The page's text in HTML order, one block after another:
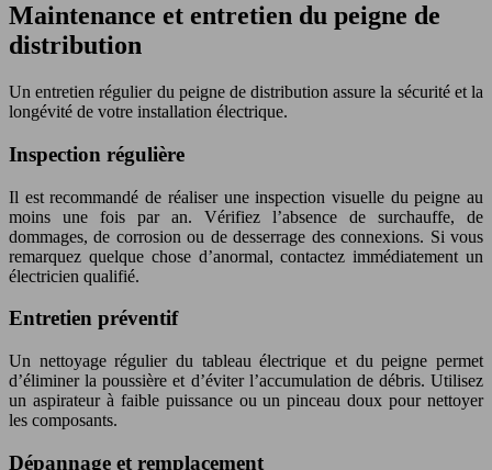
Maintenance et entretien du peigne de
distribution
Un entretien régulier du peigne de distribution assure la sécurité et la
longévité de votre installation électrique.
Inspection régulière
Il est recommandé de réaliser une inspection visuelle du peigne au
moins une fois par an. Vérifiez l’absence de surchauffe, de
dommages, de corrosion ou de desserrage des connexions. Si vous
remarquez quelque chose d’anormal, contactez immédiatement un
électricien qualifié.
Entretien préventif
Un nettoyage régulier du tableau électrique et du peigne permet
d’éliminer la poussière et d’éviter l’accumulation de débris. Utilisez
un aspirateur à faible puissance ou un pinceau doux pour nettoyer
les composants.
Dépannage et remplacement